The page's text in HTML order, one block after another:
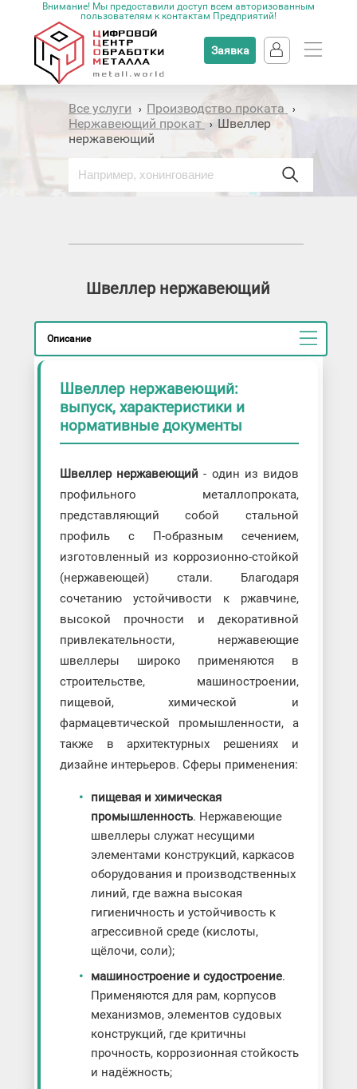
Внимание! Мы предоставили доступ всем авторизованным
пользователям к контактам Предприятий!
Заявка
Все услуги › Производство проката ›
Нержавеющий прокат › Швеллер
нержавеющий
Швеллер нержавеющий
Описание
Швеллер нержавеющий:
выпуск, характеристики и
нормативные документы
Швеллер нержавеющий- один из видов
профильного металлопроката,
представляющий собой стальной
профиль с П-образным сечением,
изготовленный из коррозионно-стойкой
(нержавеющей) стали. Благодаря
сочетанию устойчивости к ржавчине,
высокой прочности и декоративной
привлекательности, нержавеющие
швеллеры широко применяются в
строительстве, машиностроении,
пищевой, химической и
фармацевтической промышленности, а
также в архитектурных решениях и
дизайне интерьеров. Сферы применения:
пищевая и химическая
промышленность. Нержавеющие
швеллеры служат несущими
элементами конструкций, каркасов
оборудования и производственных
линий, где важна высокая
гигиеничность и устойчивость к
агрессивной среде (кислоты,
щёлочи, соли);
машиностроение и судостроение.
Применяются для рам, корпусов
механизмов, элементов судовых
конструкций, где критичны
прочность, коррозионная стойкость
и надёжность;